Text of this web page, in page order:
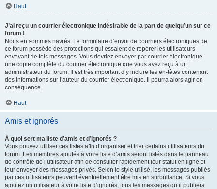
Haut
J’ai reçu un courrier électronique indésirable de la part de quelqu’un sur ce
forum !
Nous en sommes navrés. Le formulaire d’envoi de courriers électroniques de
ce forum possède des protections qui essaient de repérer les utilisateurs
envoyant de tels messages. Vous devriez envoyer par courrier électronique
une copie complète du courrier électronique que vous avez reçu à un
administrateur du forum. Il est très important d’y inclure les en-têtes contenant
des informations sur l’auteur du courrier électronique. Il pourra alors agir en
conséquence.
Haut
Amis et ignorés
À quoi sert ma liste d’amis et d’ignorés ?
Vous pouvez utiliser ces listes afin d’organiser et trier certains utilisateurs du
forum. Les membres ajoutés à votre liste d’amis seront listés dans le panneau
de contrôle de l’utilisateur afin de consulter rapidement leur statut en ligne et
leur envoyer des messages privés. Selon le style utilisé, les messages publiés
par ces utilisateurs peuvent éventuellement être mis en surbrillance. Si vous
ajoutez un utilisateur à votre liste d’ignorés, tous les messages qu’il publiera